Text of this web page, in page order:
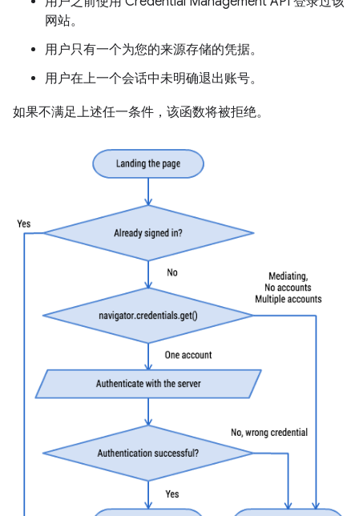
网站。
用户只有一个为您的来源存储的凭据。
用户在上一个会话中未明确退出账号。
如果不满足上述任一条件，该函数将被拒绝。